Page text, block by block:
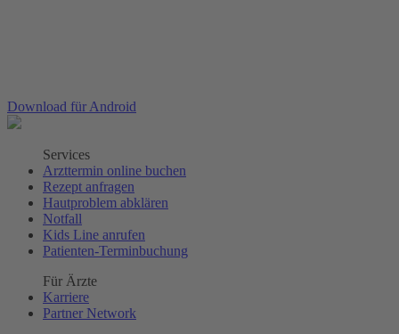
Download für Android
Services
Arzttermin online buchen
Rezept anfragen
Hautproblem abklären
Notfall
Kids Line anrufen
Patienten-Terminbuchung
Für Ärzte
Karriere
Partner Network